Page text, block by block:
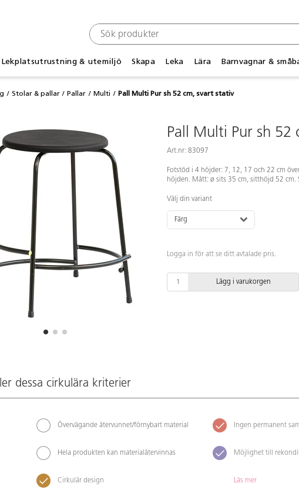
Lekplatsutrustning & utemiljö Skapa Leka Lära Barnvagnar &
Stolar & pallar Pallar Multi Pall Multi Pur sh 52 cm, svart stativ
Pall Multi Pur sh 52
Art.nr: 83097
Fotstöd i 4 höjder: 7, 12, 17 och 22 cm
höjden. Mått: ø sits 35 cm, sitthöjd 52 cm.
Välj din variant
Färg
Logga in för att se ditt avtalade pris.
Lägg i varukorgen
dessa cirkulära kriterier
Övervägande återvunnet/förnybart material
Hela produkten kan materialåtervinnas
Cirkulär design
Ingen permanent
Möjlighet till
Läs mer